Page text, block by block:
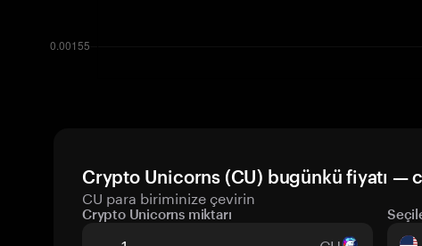
Crypto Unicorns (CU) bugünkü fiyatı —
CU para biriminize çevirin
Crypto Unicorns miktarı